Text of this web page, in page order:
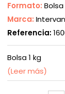
Formato: Bolsa
Marca: Intervan
Referencia:
Bolsa 1 kg
(Leer más)